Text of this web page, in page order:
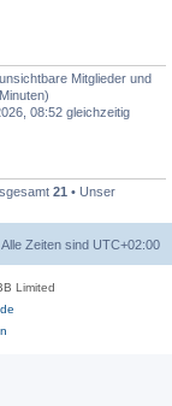
Mitglieder und
08:52 gleichzeitig
21 • Unser
Alle Zeiten sind UTC+02:00
Limited